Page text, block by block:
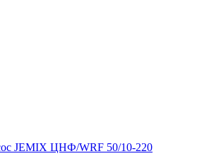
JEMIX ЦНФ/WRF 50/10-220